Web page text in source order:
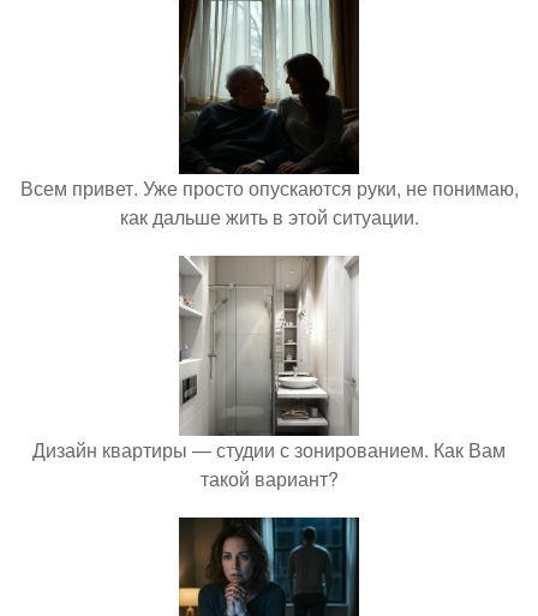
Всем привет. Уже просто опускаются руки, не понимаю,
как дальше жить в этой ситуации.
Дизайн квартиры — студии с зонированием. Как Вам
такой вариант?